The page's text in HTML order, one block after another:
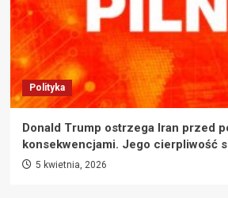
Polityka
Donald Trump ostrzega Iran przed
konsekwencjami. Jego cierpliwość
5 kwietnia, 2026